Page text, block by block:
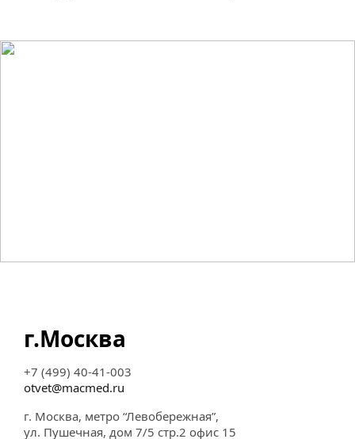
г.Москва
+7 (499) 40-41-003
otvet@macmed.ru
г. Москва, метро “Левобережная”,
ул. Пушечная, дом 7/5 стр.2 офис 15